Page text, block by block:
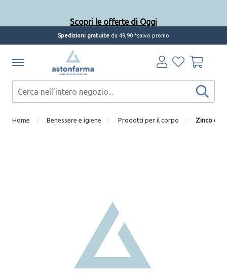
Spedizioni gratuite da 49,90 *salvo promo
Home Benessere e igiene Prodotti per il corpo Zinco